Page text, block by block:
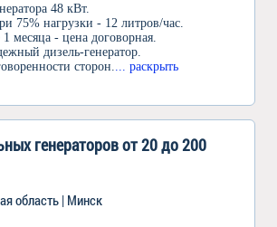
48 кВт.
75% нагрузки - 12 литров/час.
месяца - цена договорная.
дизель-генератор.
сторон.
... раскрыть
генераторов от 20 до 200
область | Минск